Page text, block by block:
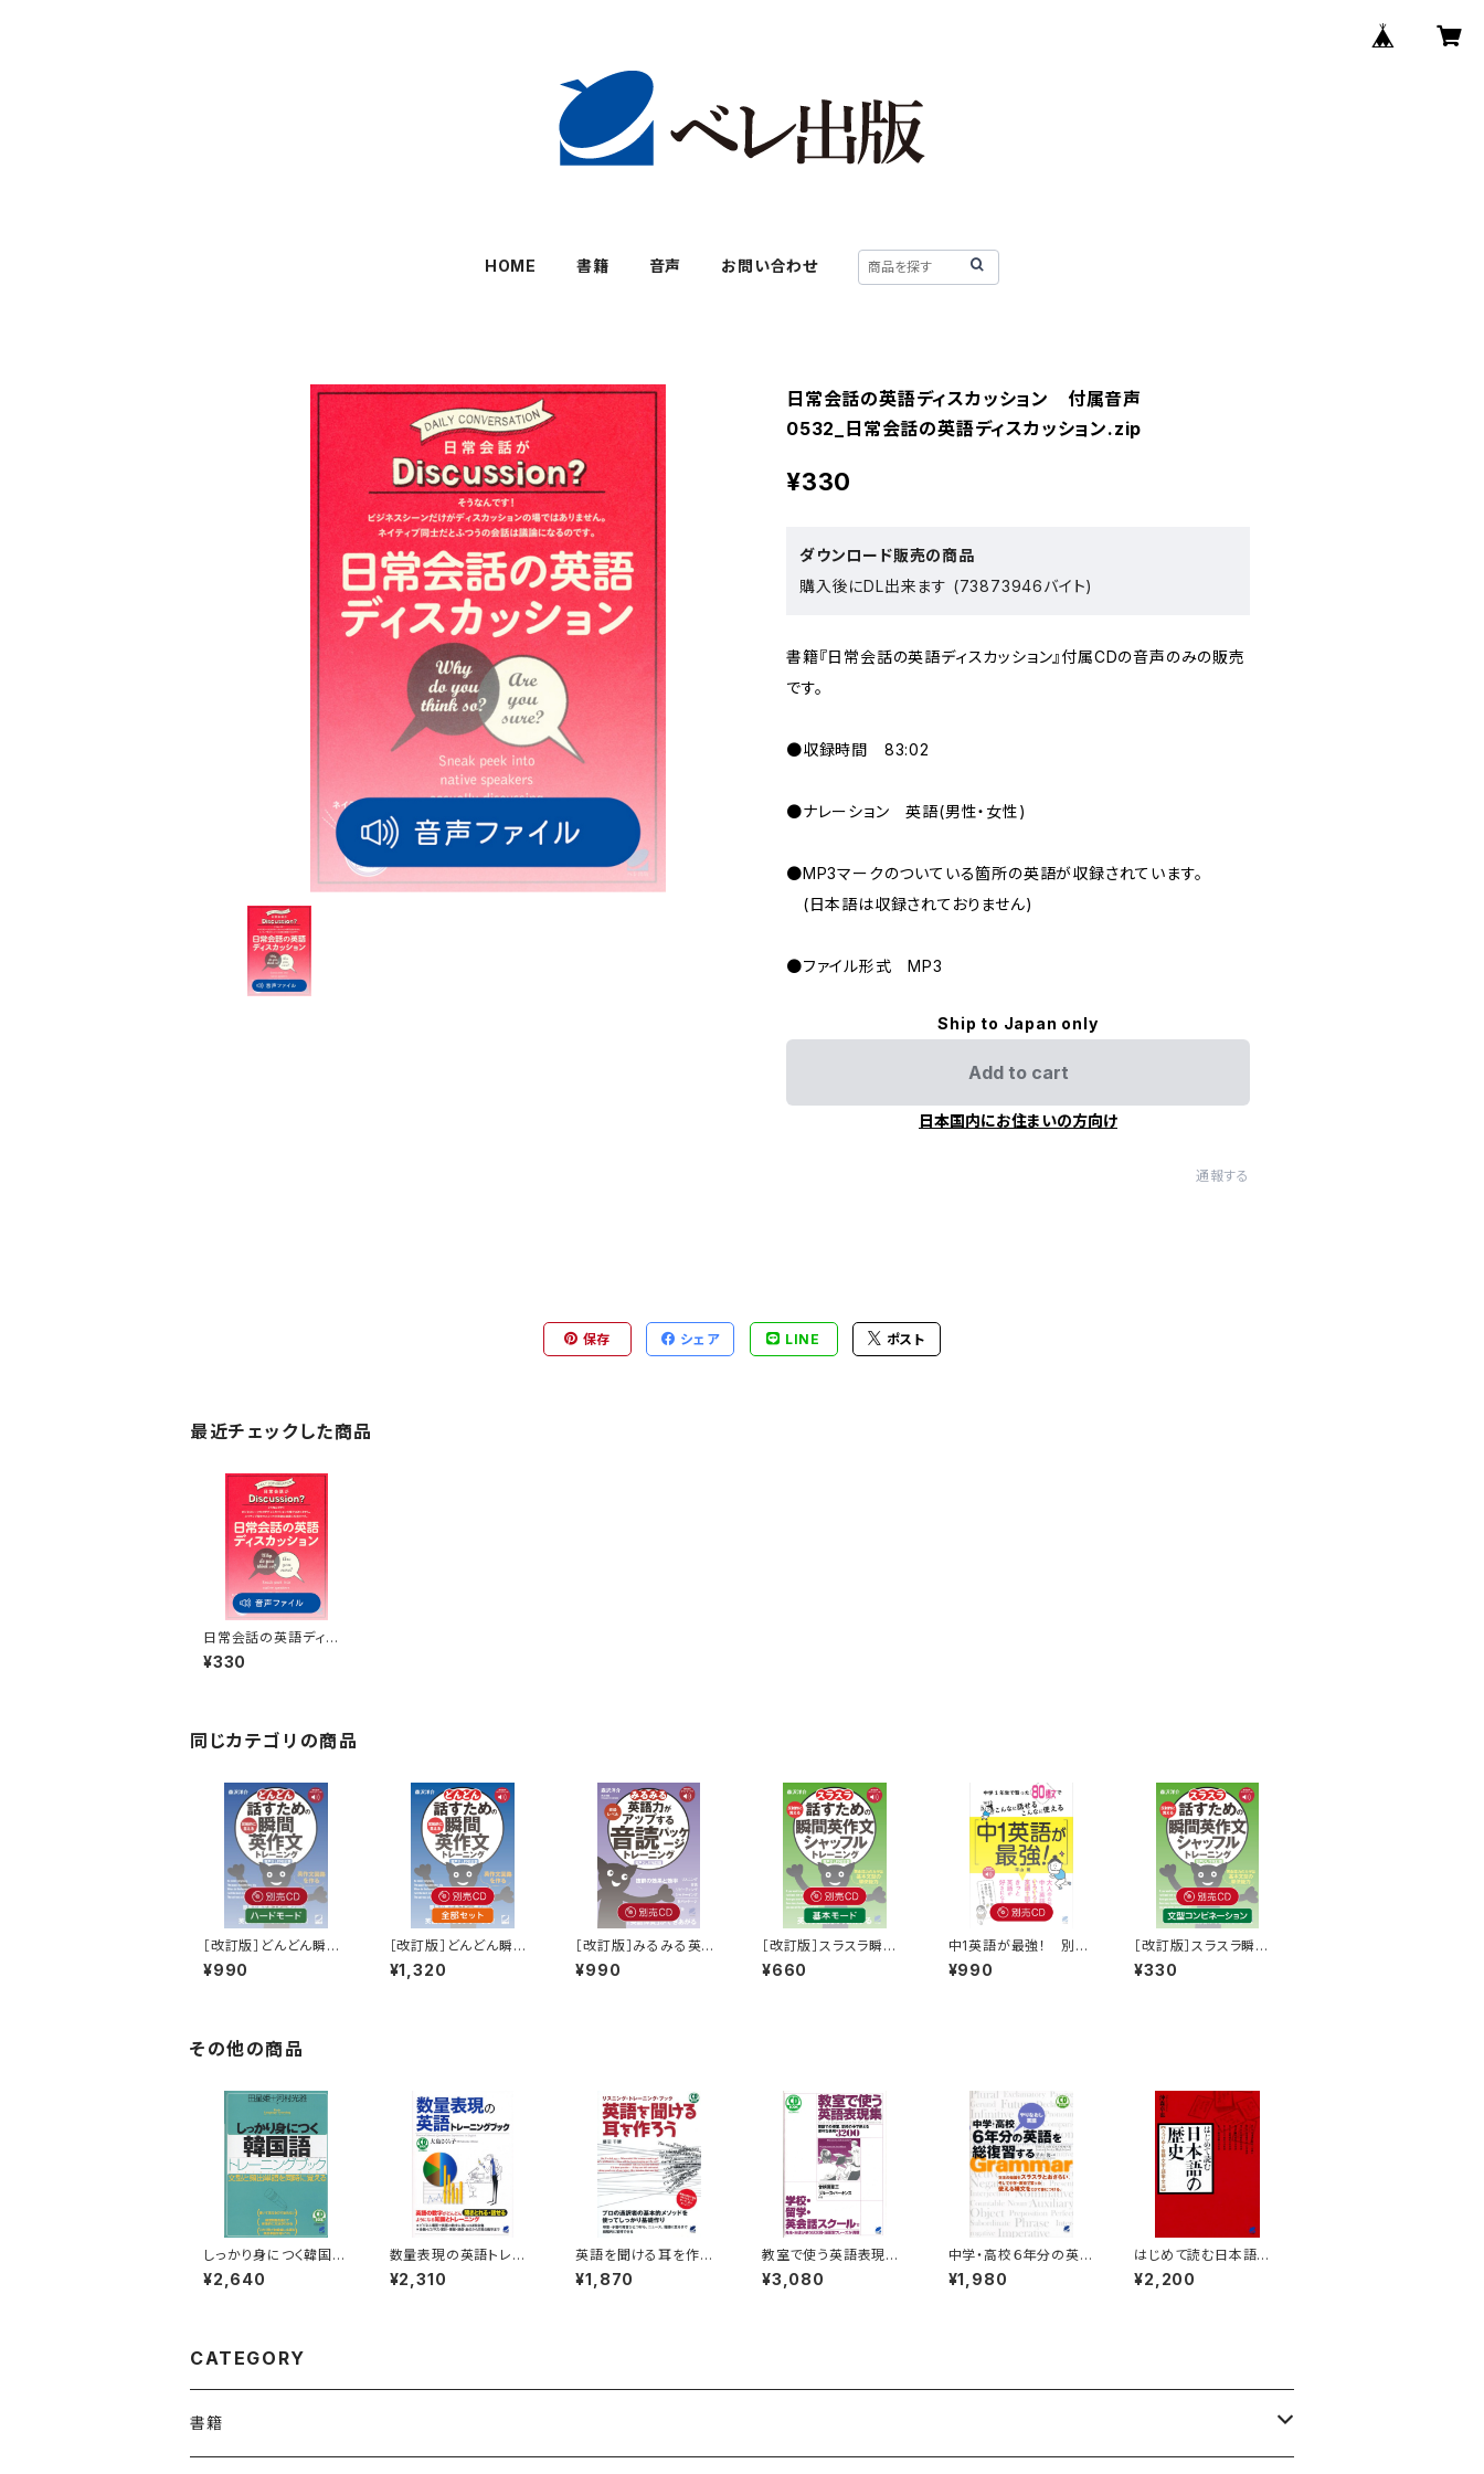
HOME 書籍 音声 お問い合わせ
日常会話の英語ディスカッション 付属音声
0532_日常会話の英語ディスカッション.zip
¥330
ダウンロード販売の商品
購入後にDL出来ます (73873946バイト)
書籍『日常会話の英語ディスカッション』付属CDの音声のみの販売
です。
●収録時間 83:02
●ナレーション 英語(男性・女性)
●MP3マークのついている箇所の英語が収録されています。
(日本語は収録されておりません)
●ファイル形式 MP3
Ship to Japan only
Add to cart
日本国内にお住まいの方向け
通報する
保存 シェア LINE ポスト
最近チェックした商品
日常会話の英語ディス
カッション 付属音声
¥330
同じカテゴリの商品
［改訂版］どんどん瞬間
英作文 別売CD（ハー
ドモード・3枚組）
¥990
［改訂版］どんどん瞬間
英作文 別売CD（全部
セット・6枚組）
¥1,320
［改訂版］みるみる英語
力がアップする音読パッ
ケージトレーニング初
¥990
［改訂版］スラスラ瞬間
英作文 別売CD（基本
モード・2枚組）
¥660
中1英語が最強！ 別売
CD（3枚セット）
¥990
［改訂版］スラスラ瞬間
英作文 別売CD（文型
コンビネーション編・1
¥330
その他の商品
しっかり身につく韓国語
トレーニングブック C
D BOOK
¥2,640
数量表現の英語トレー
ニングブック CD BO
OK
¥2,310
英語を聞ける耳を作ろ
う CD BOOK
¥1,870
教室で使う英語表現
集 CD BOOK
¥3,080
中学・高校６年分の英語
を総復習する CD BO
OK
¥1,980
はじめて読む日本語の
歴史
¥2,200
CATEGORY
書籍